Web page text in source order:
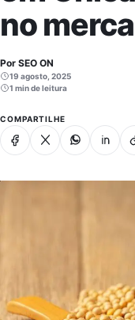
no
Por SEO ON
19 agosto, 2025
1 min de leitura
COMPARTILHE
Facebook
X Whatsapp